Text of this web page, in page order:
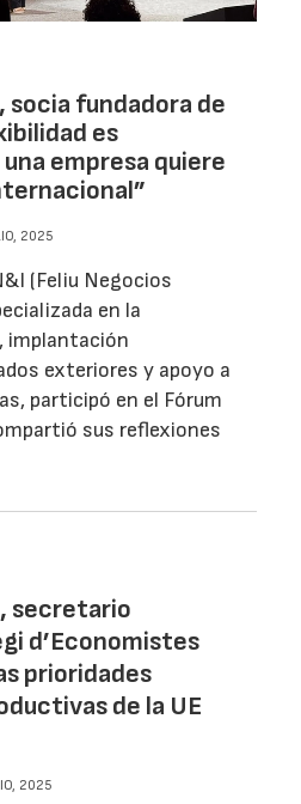
fundadora de
es
empresa quiere
2025
(Feliu Negocios
en la
implantación
exteriores y apoyo a
participó en el Fórum
sus reflexiones
secretario
d’Economistes
prioridades
de la UE
2025